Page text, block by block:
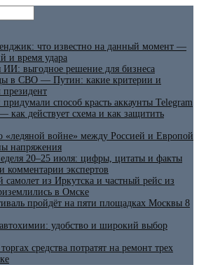
что известно на данный момент —
и время удара
ИИ: выгодное решение для бизнеса
в СВО — Путин: какие критерии и
президент
способ красть аккаунты Telegram
действует схема и как защитить
«ледяной войне» между Россией и Европой
напряжения
20–25 июля: цифры, цитаты и факты
экспертов
самолет из Иркутска и частный рейс из
в Омске
пройдёт на пяти площадках Москвы 8
удобство и широкий выбор
средства потратят на ремонт трех